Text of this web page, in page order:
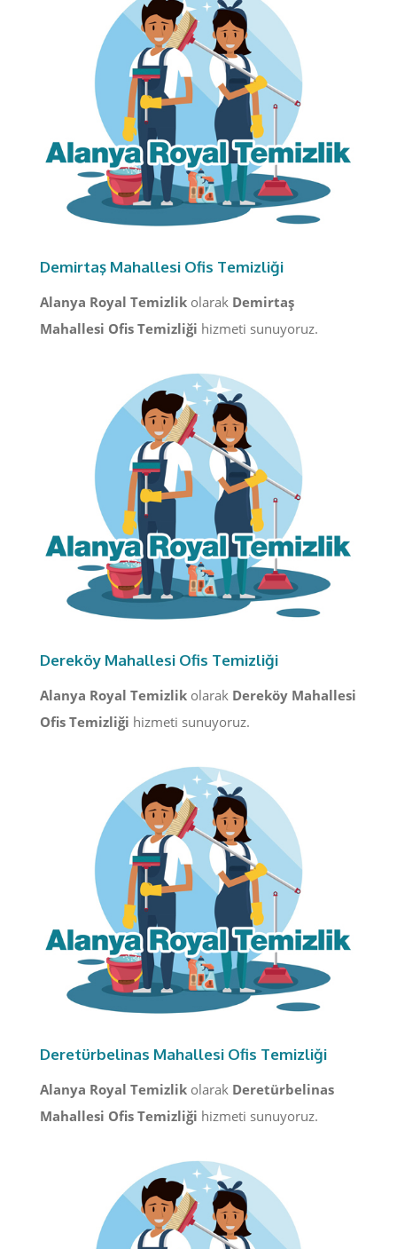
Demirtaş Mahallesi Ofis Temizliği
Alanya Royal Temizlik olarak Demirtaş
Mahallesi Ofis Temizliği hizmeti sunuyoruz.
Dereköy Mahallesi Ofis Temizliği
Alanya Royal Temizlik olarak Dereköy Mahallesi
Ofis Temizliği hizmeti sunuyoruz.
Deretürbelinas Mahallesi Ofis Temizliği
Alanya Royal Temizlik olarak Deretürbelinas
Mahallesi Ofis Temizliği hizmeti sunuyoruz.